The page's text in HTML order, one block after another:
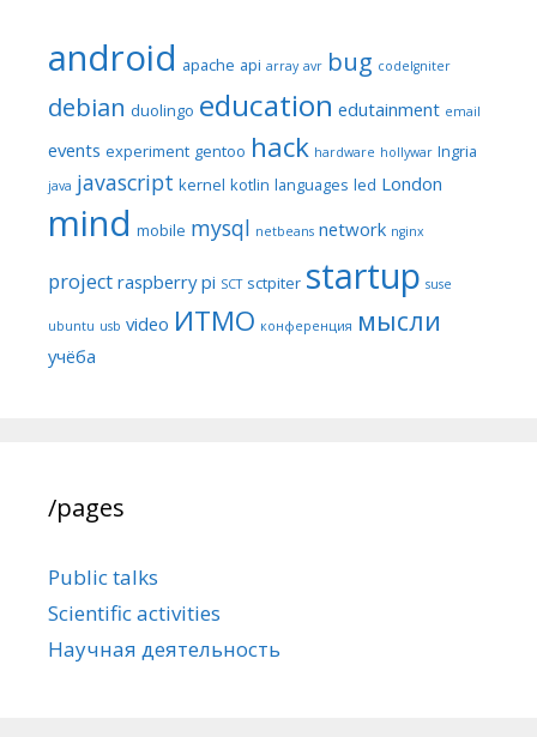
android apache api array avr bug codeIgniter
debian duolingo education edutainment email
events experiment gentoo hack hardware hollywar Ingria
java javascript kernel kotlin languages led London
mind mobile mysql netbeans network nginx
project raspberry pi SCT sctpiter startup suse
ubuntu usb video ИТМО конференция мысли
учёба
/pages
Public talks
Scientific activities
Научная деятельность